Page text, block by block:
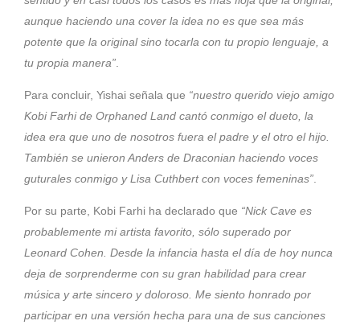
aunque haciendo una cover la idea no es que sea más
potente que la original sino tocarla con tu propio lenguaje, a
tu propia manera”
Para concluir, Yishai señala que “nuestro querido viejo amigo
Kobi Farhi de Orphaned Land cantó conmigo el dueto, la
idea era que uno de nosotros fuera el padre y el otro el hijo.
También se unieron Anders de Draconian haciendo voces
guturales conmigo y Lisa Cuthbert con voces femeninas”
Por su parte, Kobi Farhi ha declarado que “Nick Cave es
probablemente mi artista favorito, sólo superado por
Leonard Cohen. Desde la infancia hasta el día de hoy nunca
deja de sorprenderme con su gran habilidad para crear
música y arte sincero y doloroso. Me siento honrado por
participar en una versión hecha para una de sus canciones